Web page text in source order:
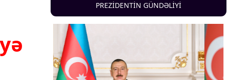
Məhkəmə və hüquq
Zəfər - 5
Gənclər və İdman
PREZİDENTİN GÜNDƏLİYİ